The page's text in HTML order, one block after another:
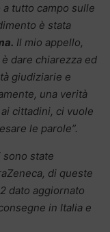
tutto campo sulle
è stata
Il mio appello,
dare chiarezza ed
giudiziarie e
una verità
cittadini, ci vuole
le parole”.
state
di queste
dato aggiornato
in Italia e